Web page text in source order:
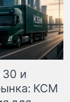
30 и
КСМ